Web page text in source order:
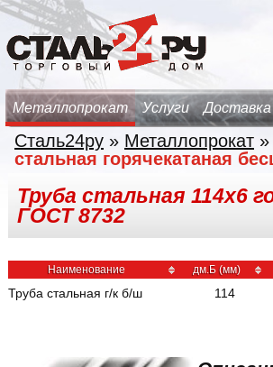
Металлопрокат Услуги Доставка
Сталь24ру » Металлопрокат »
стальная горячекатаная
Труба стальная 114х6
ГОСТ 8732
Наименование дм.Б (мм)
Труба стальная г/к б/ш 114